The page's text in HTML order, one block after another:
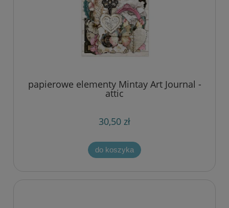
papierowe elementy Mintay Art Journal -
attic
30,50 zł
do koszyka